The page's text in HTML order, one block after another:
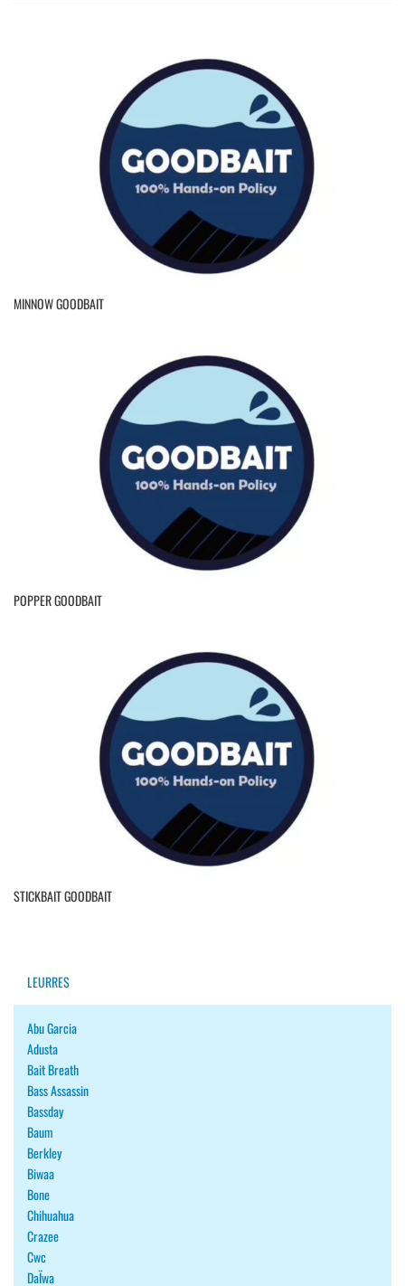
MINNOW GOODBAIT
POPPER GOODBAIT
STICKBAIT GOODBAIT
LEURRES
Abu Garcia
Adusta
Bait Breath
Bass Assassin
Bassday
Baum
Berkley
Biwaa
Bone
Chihuahua
Crazee
Cwc
DaÏwa